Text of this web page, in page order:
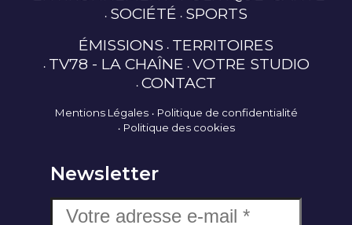
SOCIÉTÉ SPORTS
ÉMISSIONS TERRITOIRES
TV78 - LA CHAÎNE VOTRE STUDIO
CONTACT
Mentions Légales
Politique de confidentialité
Politique des cookies
Newsletter